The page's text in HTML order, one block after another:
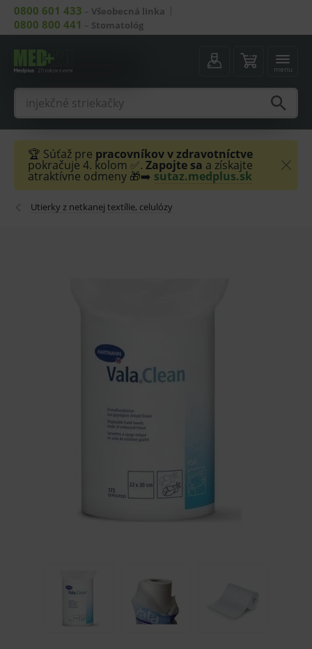
0800 601 433 – Všeobecná linka
0800 800 441 – Stomatológ
menu
🏆 Súťaž pre pracovníkov v zdravotníctve
pokračuje 4. kolom ✅. Zapojte sa a získajte
atraktívne odmeny 🎁➡️ sutaz.medplus.sk
Utierky z netkanej textílie, celulózy